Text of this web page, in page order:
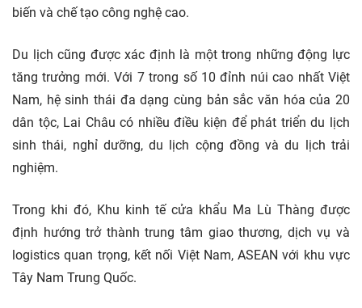
biến và chế tạo công nghệ cao.
Du lịch cũng được xác định là một trong những động lực
tăng trưởng mới. Với 7 trong số 10 đỉnh núi cao nhất Việt
Nam, hệ sinh thái đa dạng cùng bản sắc văn hóa của 20
dân tộc, Lai Châu có nhiều điều kiện để phát triển du lịch
sinh thái, nghỉ dưỡng, du lịch cộng đồng và du lịch trải
nghiệm.
Trong khi đó, Khu kinh tế cửa khẩu Ma Lù Thàng được
định hướng trở thành trung tâm giao thương, dịch vụ và
logistics quan trọng, kết nối Việt Nam, ASEAN với khu vực
Tây Nam Trung Quốc.